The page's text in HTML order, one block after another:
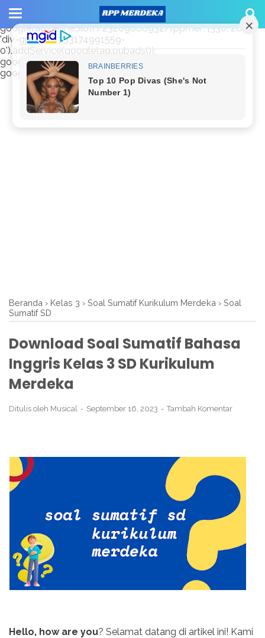
window.googletag = window.googletag || {cmd: []};
googletag.cmd.push(function() {
googletag.defineSlot('/23209888932/rppmer', [336, 280],
'div-gpt-ad-1733174991559-
0').addService(googletag.pubads());
googletag.pubads().enableSingleRequest();
googletag.enableServices(); });
Beranda › Kelas 3 › Soal Sumatif Kurikulum Merdeka › Soal
Sumatif SD
Download Soal Sumatif Bahasa
Inggris Kelas 3 SD Kurikulum
Merdeka
Ditulis oleh Musical September 16, 2023 Tambah Komentar
Hello, how are you? Selamat datang di artikel ini! Kami